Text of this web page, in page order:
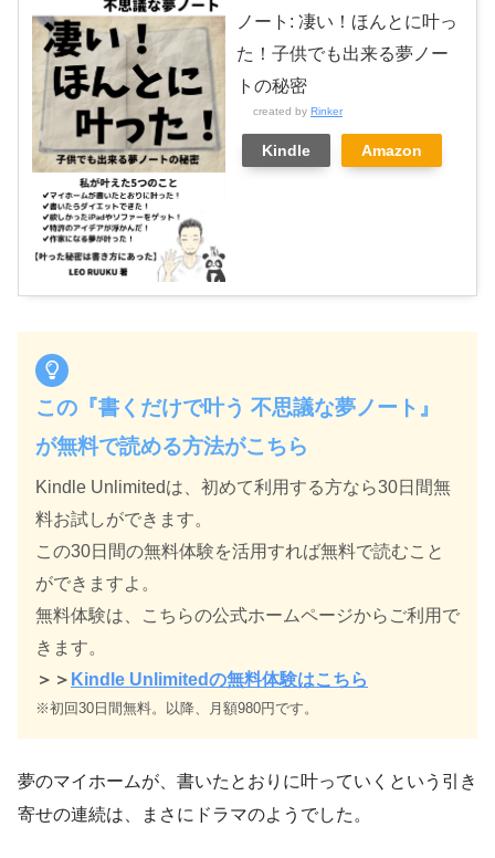
ノート: 凄い！ほんとに叶っ
た！子供でも出来る夢ノー
トの秘密
created by Rinker
Kindle Amazon
この『書くだけで叶う 不思議な夢ノート』
が無料で読める方法がこちら
Kindle Unlimitedは、初めて利用する方なら30日間無
料お試しができます。
この30日間の無料体験を活用すれば無料で読むこと
ができますよ。
無料体験は、こちらの公式ホームページからご利用で
きます。
＞＞ Kindle Unlimitedの無料体験はこちら
※初回30日間無料。以降、月額980円です。
夢のマイホームが、書いたとおりに叶っていくという引き
寄せの連続は、まさにドラマのようでした。